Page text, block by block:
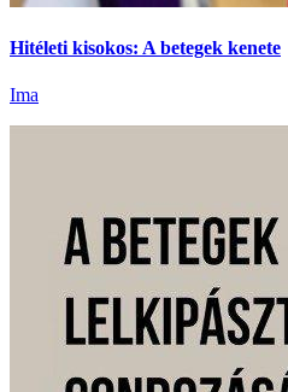
Hitéleti kisokos: A betegek kenete
Ima